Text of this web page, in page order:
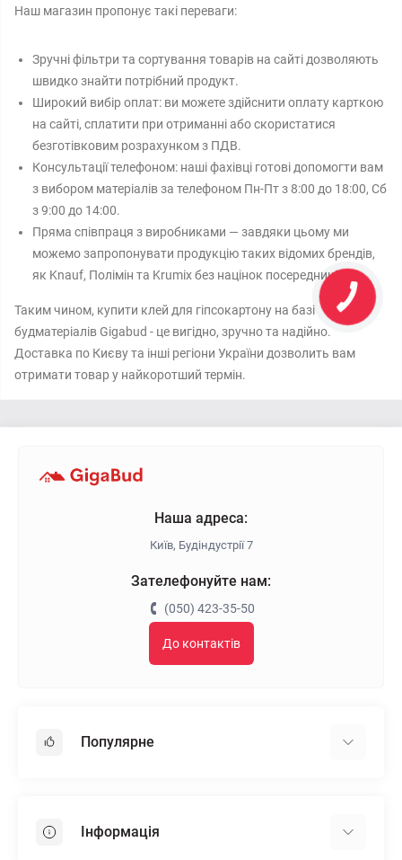
Наш магазин пропонує такі переваги:
Зручні фільтри та сортування товарів на сайті дозволяють
швидко знайти потрібний продукт.
Широкий вибір оплат: ви можете здійснити оплату карткою
на сайті, сплатити при отриманні або скористатися
безготівковим розрахунком з ПДВ.
Консультації телефоном: наші фахівці готові допомогти вам
з вибором матеріалів за телефоном Пн-Пт з 8:00 до 18:00, Сб
з 9:00 до 14:00.
Пряма співпраця з виробниками — завдяки цьому ми
можемо запропонувати продукцію таких відомих брендів,
як Knauf, Полімін та Krumix без націнок посередників.
Таким чином, купити клей для гіпсокартону на базі
будматеріалів Gigabud - це вигідно, зручно та надійно.
Доставка по Києву та інші регіони України дозволить вам
отримати товар у найкоротший термін.
Наша адреса:
Київ, Будіндустрії 7
Зателефонуйте нам:
(050) 423-35-50
До контактів
Популярне
Пінопласт
Інформація